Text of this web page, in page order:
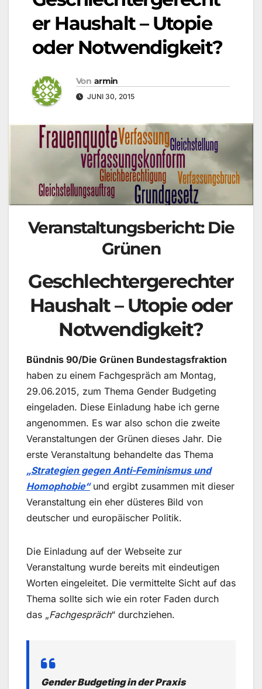
er Haushalt – Utopie
oder Notwendigkeit?
Von armin
JUNI 30, 2015
Veranstaltungsbericht: Die
Grünen
Geschlechtergerechter
Haushalt – Utopie oder
Notwendigkeit?
Bündnis 90/Die Grünen Bundestagsfraktion
haben zu einem Fachgespräch am Montag,
29.06.2015, zum Thema Gender Budgeting
eingeladen. Diese Einladung habe ich gerne
angenommen. Es war also schon die zweite
Veranstaltungen der Grünen dieses Jahr. Die
erste Veranstaltung behandelte das Thema
„Strategien gegen Anti-Feminismus und
Homophobie“und ergibt zusammen mit dieser
Veranstaltung ein eher düsteres Bild von
deutscher und europäischer Politik.
Die Einladung auf der Webseite zur
Veranstaltung wurde bereits mit eindeutigen
Worten eingeleitet. Die vermittelte Sicht auf das
Thema sollte sich wie ein roter Faden durch
das „Fachgespräch“ durchziehen.
Gender Budgeting in der Praxis